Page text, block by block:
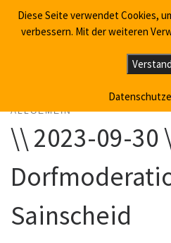
Zum Inhalt springen
Willkommen in
\\ 2023-09-
ALLGEMEIN
\\ 2023-09-30
Sainscheid
Diese Seite verwendet Cookies,
verbessern. Mit der weiteren